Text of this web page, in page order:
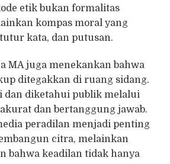
etik bukan formalitas
kompas moral yang
kata, dan putusan.
MA juga menekankan bahwa
ditegakkan di ruang sidang.
dan diketahui publik melalui
dan bertanggung jawab.
peradilan menjadi penting
citra, melainkan
bahwa keadilan tidak hanya